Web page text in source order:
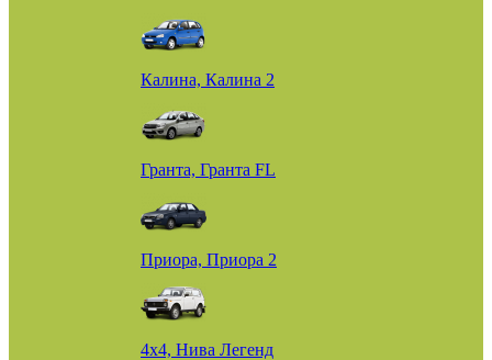
Калина, Калина 2
Гранта, Гранта FL
Приора, Приора 2
4х4, Нива Легенд